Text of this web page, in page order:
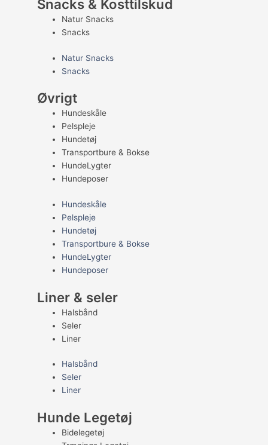
Snacks & Kosttilskud
Natur Snacks
Snacks
Natur Snacks
Snacks
Øvrigt
Hundeskåle
Pelspleje
Hundetøj
Transportbure & Bokse
HundeLygter
Hundeposer
Hundeskåle
Pelspleje
Hundetøj
Transportbure & Bokse
HundeLygter
Hundeposer
Liner & seler
Halsbånd
Seler
Liner
Halsbånd
Seler
Liner
Hunde Legetøj
Bidelegetøj